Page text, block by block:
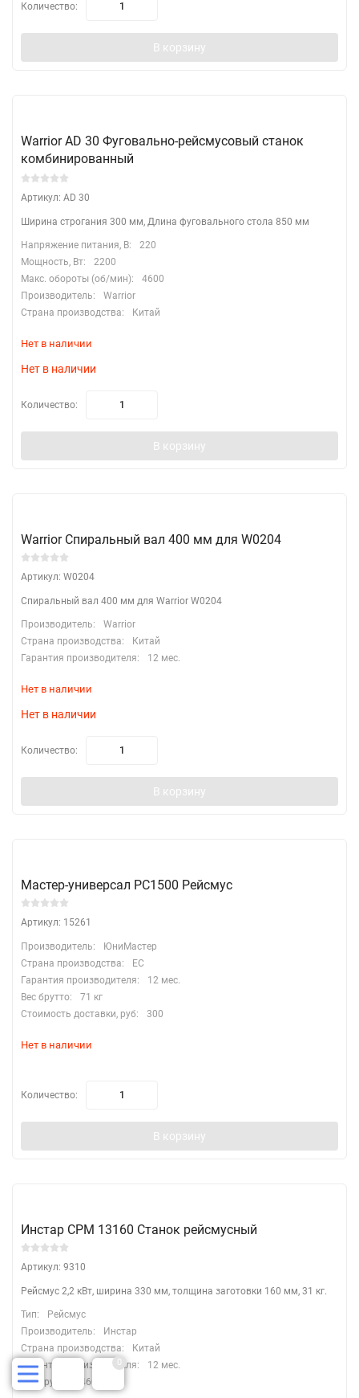
Количество:
В корзину
Warrior AD 30 Фуговально-рейсмусовый станок
комбинированный
Артикул: AD 30
Ширина строгания 300 мм, Длина фуговального стола 850 мм
Напряжение питания, В:
220
Мощность, Вт:
2200
Макс. обороты (об/мин):
4600
Производитель:
Warrior
Страна производства:
Китай
Нет в наличии
Нет в наличии
Количество:
В корзину
Warrior Спиральный вал 400 мм для W0204
Артикул: W0204
Спиральный вал 400 мм для Warrior W0204
Производитель:
Warrior
Страна производства:
Китай
Гарантия производителя:
12 мес.
Нет в наличии
Нет в наличии
Количество:
В корзину
Мастер-универсал РС1500 Рейсмус
Артикул: 15261
Производитель:
ЮниМастер
Страна производства:
EC
Гарантия производителя:
12 мес.
Вес брутто:
71 кг
Стоимость доставки, руб:
300
Нет в наличии
Количество:
В корзину
Инстар СРМ 13160 Станок рейсмусный
Артикул: 9310
Рейсмус 2,2 кВт, ширина 330 мм, толщина заготовки 160 мм, 31 кг.
Тип:
Рейсмус
Производитель:
Инстар
Страна производства:
Китай
Гарантия производителя:
12 мес.
Вес брутто:
460 кг
0